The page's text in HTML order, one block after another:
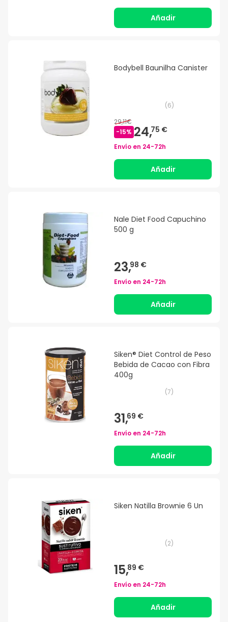
Añadir
Bodybell Baunilha Canister
(6)
29,11€
-15% 24,75 €
Envío en 24-72h
Añadir
Nale Diet Food Capuchino
500 g
23,98 €
Envío en 24-72h
Añadir
Siken® Diet Control de Peso
Bebida de Cacao con Fibra
400g
(7)
31,69 €
Envío en 24-72h
Añadir
Siken Natilla Brownie 6 Un
(2)
15,89 €
Envío en 24-72h
Añadir